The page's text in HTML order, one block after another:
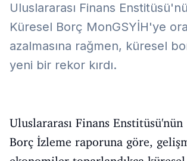
Uluslararası Finans
Küresel Borç MonGSYİH'ye
azalmasına rağmen, küresel
yeni bir rekor kırdı.
Uluslararası Finans
Borç İzleme raporuna göre,